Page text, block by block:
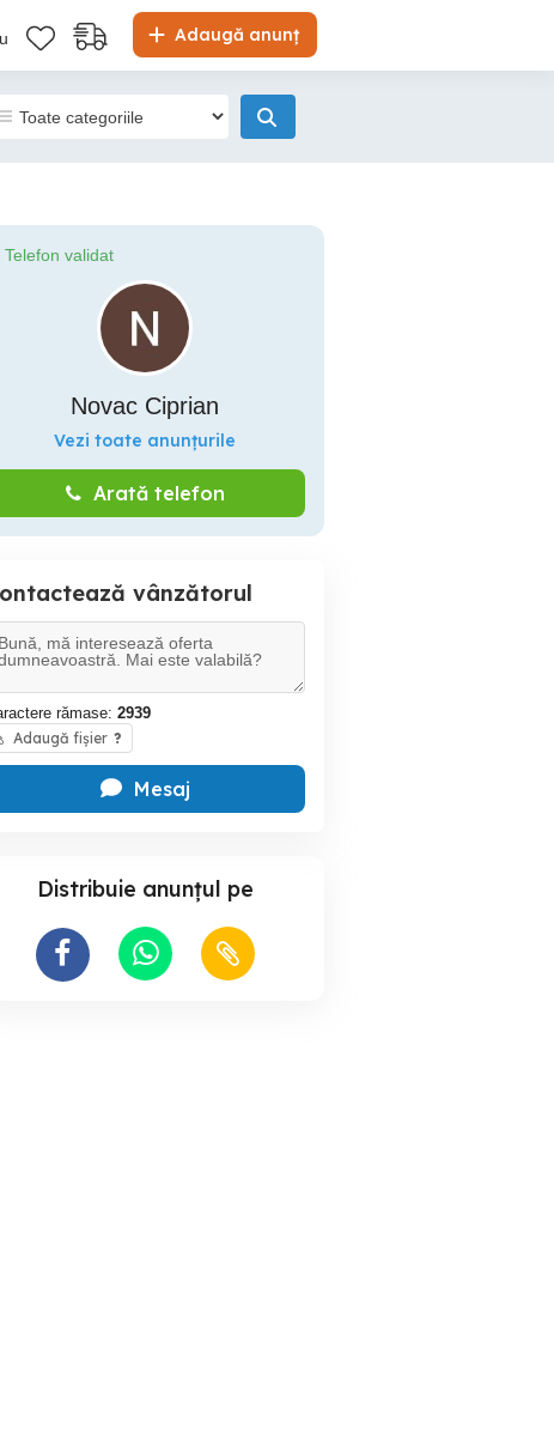
Adaugă anunț
Telefon validat
Novac Ciprian
Vezi toate anunțurile
Arată telefon
vânzătorul
rămase: 2939
Adaugă fișier ?
Mesaj
Distribuie anunțul pe